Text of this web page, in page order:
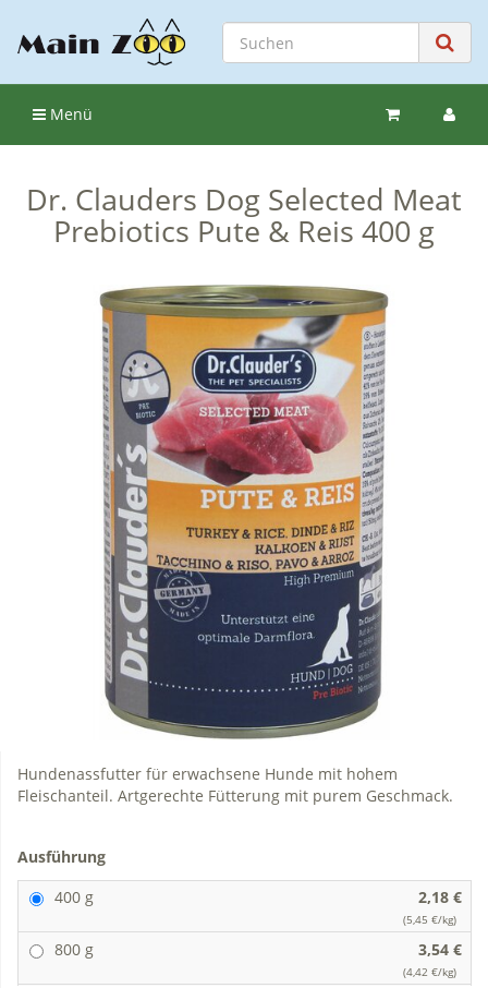
Menü
Dr. Clauders Dog Selected Meat
Prebiotics Pute & Reis 400 g
Hundenassfutter für erwachsene Hunde mit hohem
Fleischanteil. Artgerechte Fütterung mit purem Geschmack.
Ausführung
400 g
2,18 €
(5,45 €/kg)
800 g 3,54 €
(4,42 €/kg)